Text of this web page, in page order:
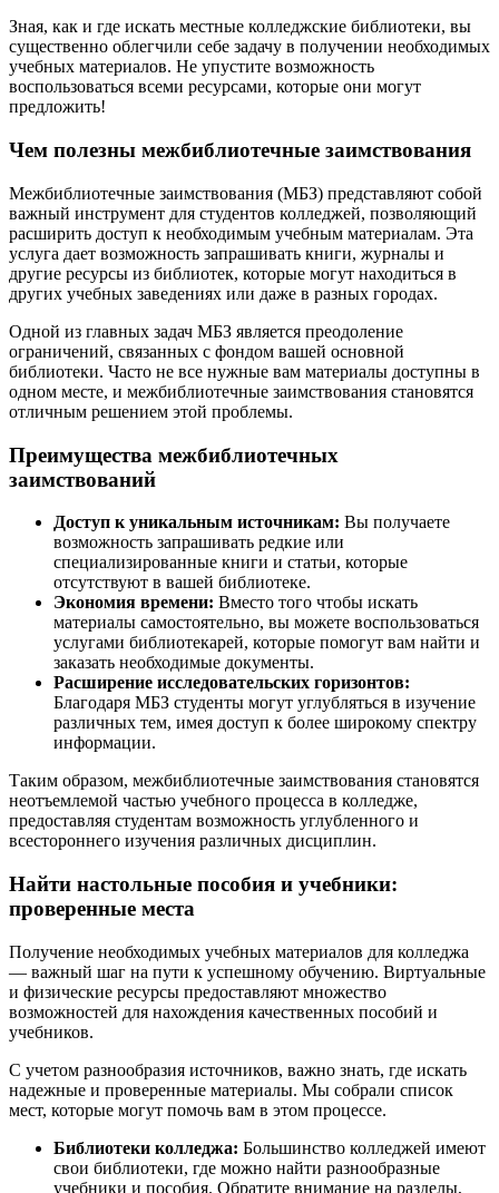
Зная, как и где искать местные колледжские библиотеки, вы
существенно облегчили себе задачу в получении необходимых
учебных материалов. Не упустите возможность
воспользоваться всеми ресурсами, которые они могут
предложить!
Чем полезны межбиблиотечные заимствования
Межбиблиотечные заимствования (МБЗ) представляют собой
важный инструмент для студентов колледжей, позволяющий
расширить доступ к необходимым учебным материалам. Эта
услуга дает возможность запрашивать книги, журналы и
другие ресурсы из библиотек, которые могут находиться в
других учебных заведениях или даже в разных городах.
Одной из главных задач МБЗ является преодоление
ограничений, связанных с фондом вашей основной
библиотеки. Часто не все нужные вам материалы доступны в
одном месте, и межбиблиотечные заимствования становятся
отличным решением этой проблемы.
Преимущества межбиблиотечных
заимствований
Доступ к уникальным источникам: Вы получаете
возможность запрашивать редкие или
специализированные книги и статьи, которые
отсутствуют в вашей библиотеке.
Экономия времени: Вместо того чтобы искать
материалы самостоятельно, вы можете воспользоваться
услугами библиотекарей, которые помогут вам найти и
заказать необходимые документы.
Расширение исследовательских горизонтов:
Благодаря МБЗ студенты могут углубляться в изучение
различных тем, имея доступ к более широкому спектру
информации.
Таким образом, межбиблиотечные заимствования становятся
неотъемлемой частью учебного процесса в колледже,
предоставляя студентам возможность углубленного и
всестороннего изучения различных дисциплин.
Найти настольные пособия и учебники:
проверенные места
Получение необходимых учебных материалов для колледжа
— важный шаг на пути к успешному обучению. Виртуальные
и физические ресурсы предоставляют множество
возможностей для нахождения качественных пособий и
учебников.
С учетом разнообразия источников, важно знать, где искать
надежные и проверенные материалы. Мы собрали список
мест, которые могут помочь вам в этом процессе.
Библиотеки колледжа: Большинство колледжей имеют
свои библиотеки, где можно найти разнообразные
учебники и пособия. Обратите внимание на разделы,